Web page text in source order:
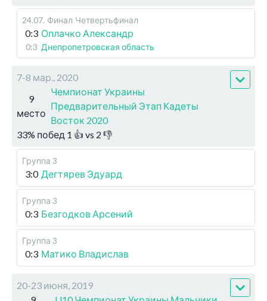
24.07. Финал Четвертьфинал
0:3 Оплачко Александр
0:3 Днепропетровская область
7-8 мар., 2020
9
место
Чемпионат Украины
Предварительный Этап Кадеты
Восток 2020
33% побед 1 👍 vs 2 👎
Группа 3
3:0 Дегтярев Эдуард
Группа 3
0:3 Безгодков Арсений
Группа 3
0:3 Матико Владислав
20-23 июня, 2019